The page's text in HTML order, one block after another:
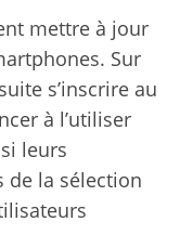
mettre à jour
Sur
s’inscrire au
à l’utiliser
leurs
de la sélection